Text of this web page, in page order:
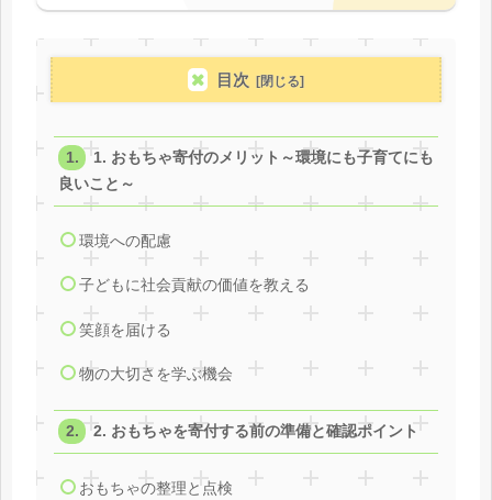
目次
1. おもちゃ寄付のメリット～環境にも子育てにも
良いこと～
環境への配慮
子どもに社会貢献の価値を教える
笑顔を届ける
物の大切さを学ぶ機会
2. おもちゃを寄付する前の準備と確認ポイント
おもちゃの整理と点検